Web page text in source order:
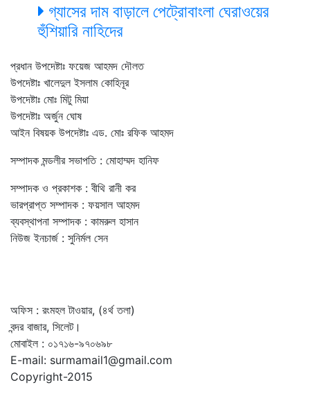
গ্যাসের দাম বাড়ালে পেট্রোবাংলা ঘেরাওয়ের
হুঁশিয়ারি নাহিদের
প্রধান উপদেষ্টাঃ ফয়েজ আহমদ দৌলত
উপদেষ্টাঃ খালেদুল ইসলাম কোহিনূর
উপদেষ্টাঃ মোঃ মিটু মিয়া
উপদেষ্টাঃ অর্জুন ঘোষ
আইন বিষয়ক উপদেষ্টাঃ এড. মোঃ রফিক আহমদ
সম্পাদক মন্ডলীর সভাপতি : মোহাম্মদ হানিফ
সম্পাদক ও প্রকাশক : বীথি রানী কর
ভারপ্রাপ্ত সম্পাদক : ফয়সাল আহমদ
ব্যবস্থাপনা সম্পাদক : কামরুল হাসান
নিউজ ইনচার্জ : সুনির্মল সেন
অফিস : রংমহল টাওয়ার, (৪র্থ তলা)
বন্দর বাজার, সিলেট।
মোবাইল : ০১৭১৬-৯৭০৬৯৮
E-mail: surmamail1@gmail.com
Copyright-2015